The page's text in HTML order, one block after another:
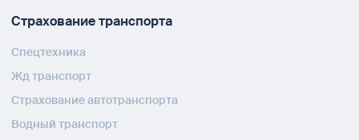
Страхование транспорта
Спецтехника
Жд транспорт
Страхование автотранспорта
Водный транспорт